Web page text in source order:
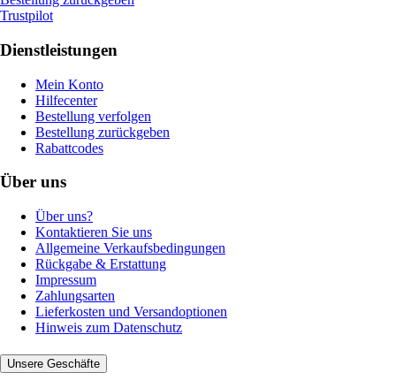
Trustpilot
Dienstleistungen
Mein Konto
Hilfecenter
Bestellung verfolgen
Bestellung zurückgeben
Rabattcodes
Über uns
Über uns?
Kontaktieren Sie uns
Allgemeine Verkaufsbedingungen
Rückgabe & Erstattung
Impressum
Zahlungsarten
Lieferkosten und Versandoptionen
Hinweis zum Datenschutz
Unsere Geschäfte